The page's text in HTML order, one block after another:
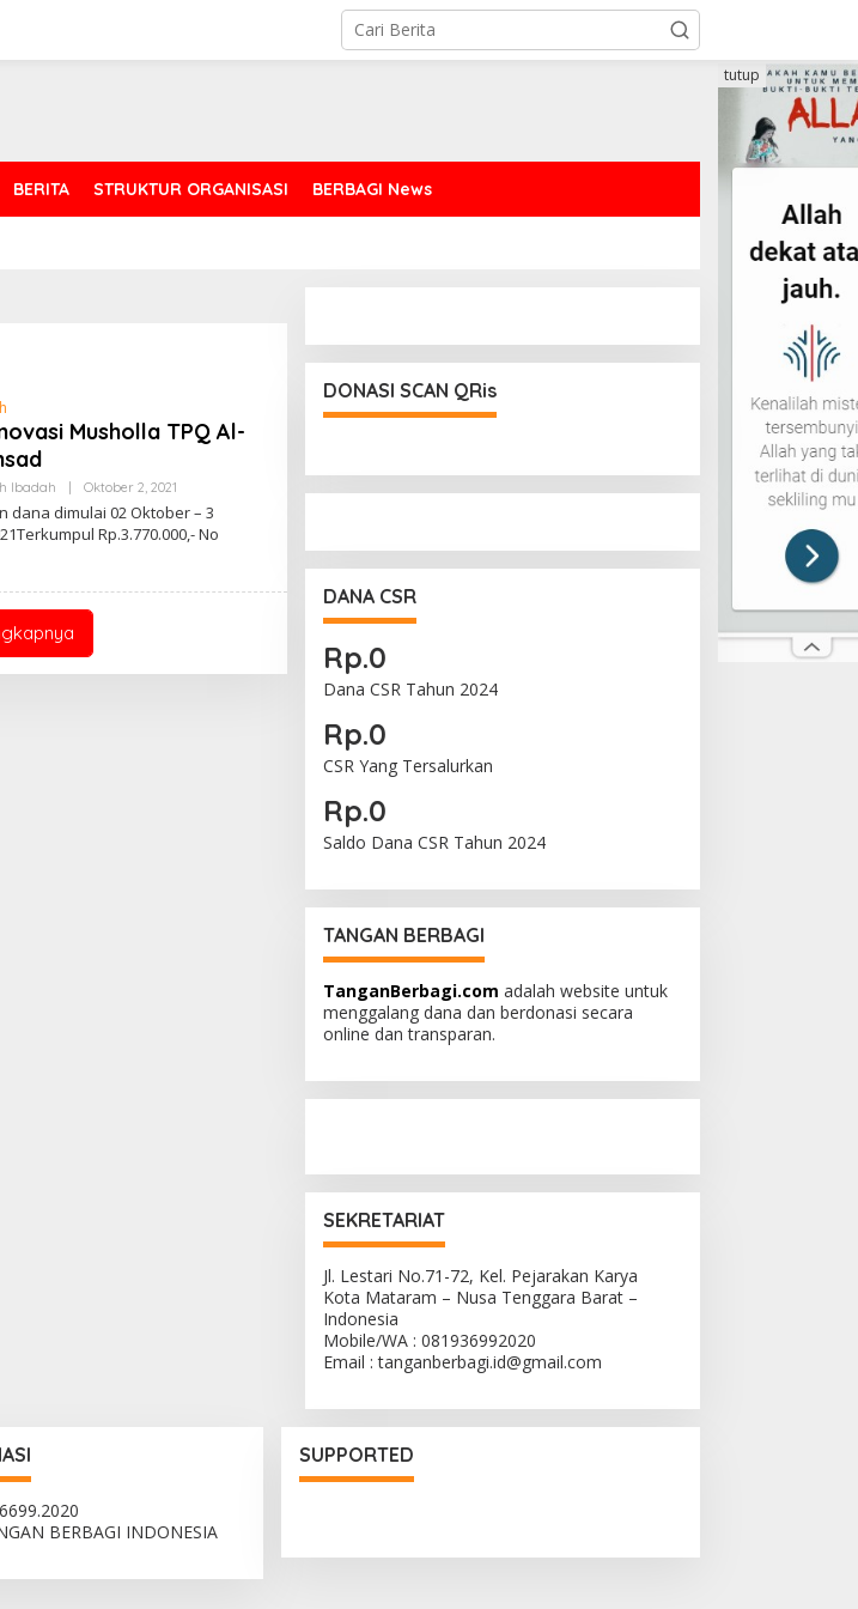
BERITA STRUKTUR ORGANISASI BERBAGI News
tutup
Musholla TPQ Al-
Ibadah Oktober 2, 2021Oleh
dana dimulai 02 Oktober – 3
Rp.3.770.000,- No
DONASI SCAN QRis
DANA CSR
Rp.0
Dana CSR Tahun 2024
Rp.0
CSR Yang Tersalurkan
Rp.0
Saldo Dana CSR Tahun 2024
TANGAN BERBAGI
TanganBerbagi.com adalah website untuk
menggalang dana dan berdonasi secara
online dan transparan.
SEKRETARIAT
Jl. Lestari No.71-72, Kel. Pejarakan Karya
Kota Mataram – Nusa Tenggara Barat –
Indonesia
Mobile/WA : 081936992020
Email : tanganberbagi.id@gmail.com
BERBAGI INDONESIA
SUPPORTED